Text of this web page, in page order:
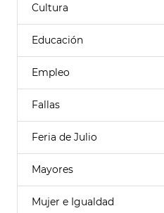
Cultura
Educación
Empleo
Fallas
Feria de Julio
Mayores
Mujer e Igualdad